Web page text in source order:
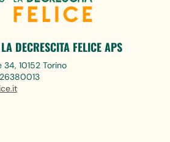
DECRESCITA FELICE APS
10152 Torino